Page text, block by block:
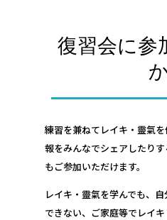
復習会に参
練習を兼ねてレイキ・靈氣
報をみんなでシェアしたり
もご参加いただけます。
レイキ・靈氣を学んでも、
できない、ご家庭等でレイ